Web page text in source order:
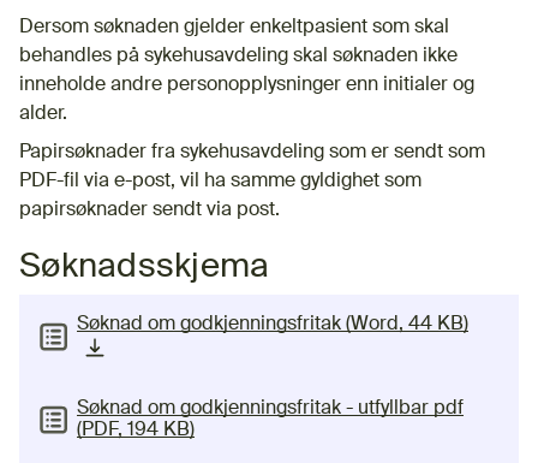
Dersom søknaden gjelder enkeltpasient som skal
behandles på sykehusavdeling skal søknaden ikke
inneholde andre personopplysninger enn initialer og
alder.
Papirsøknader fra sykehusavdeling som er sendt som
PDF-fil via e-post, vil ha samme gyldighet som
papirsøknader sendt via post.
Søknadsskjema
Søknad om godkjenningsfritak (Word, 44 KB)
(nedlastbar fil)
Søknad om godkjenningsfritak - utfyllbar pdf
(PDF, 194 KB)